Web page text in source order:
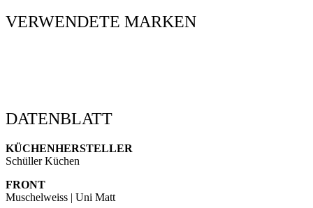
VERWENDETE MARKEN
DATENBLATT
KÜCHENHERSTELLER
Schüller Küchen
FRONT
Muschelweiss | Uni Matt